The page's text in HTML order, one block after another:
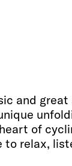
and
of
relax,